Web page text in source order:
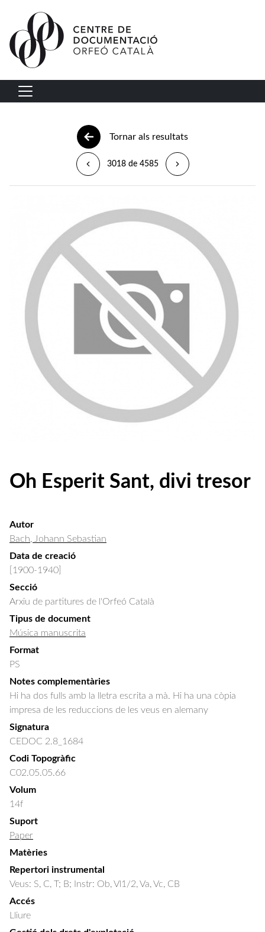
Vés al contingut
Navegació principal
Tornar als resultats
3018 de 4585
Oh Esperit Sant, divi tresor
Autor
Bach, Johann Sebastian
Data de creació
[1900-1940]
Secció
Arxiu de partitures de l'Orfeó Català
Tipus de document
Música manuscrita
Format
PS
Notes complementàries
Hi ha dos fulls amb la lletra escrita a mà. Hi ha una còpia
impresa de les reduccions de les veus en alemany
Signatura
CEDOC 2.8_1684
Codi Topogràfic
C02.05.05.66
Volum
14f
Suport
Paper
Matèries
Repertori instrumental
Veus: S, C, T; B; Instr: Ob, Vl1/2, Va, Vc, CB
Accés
Lliure